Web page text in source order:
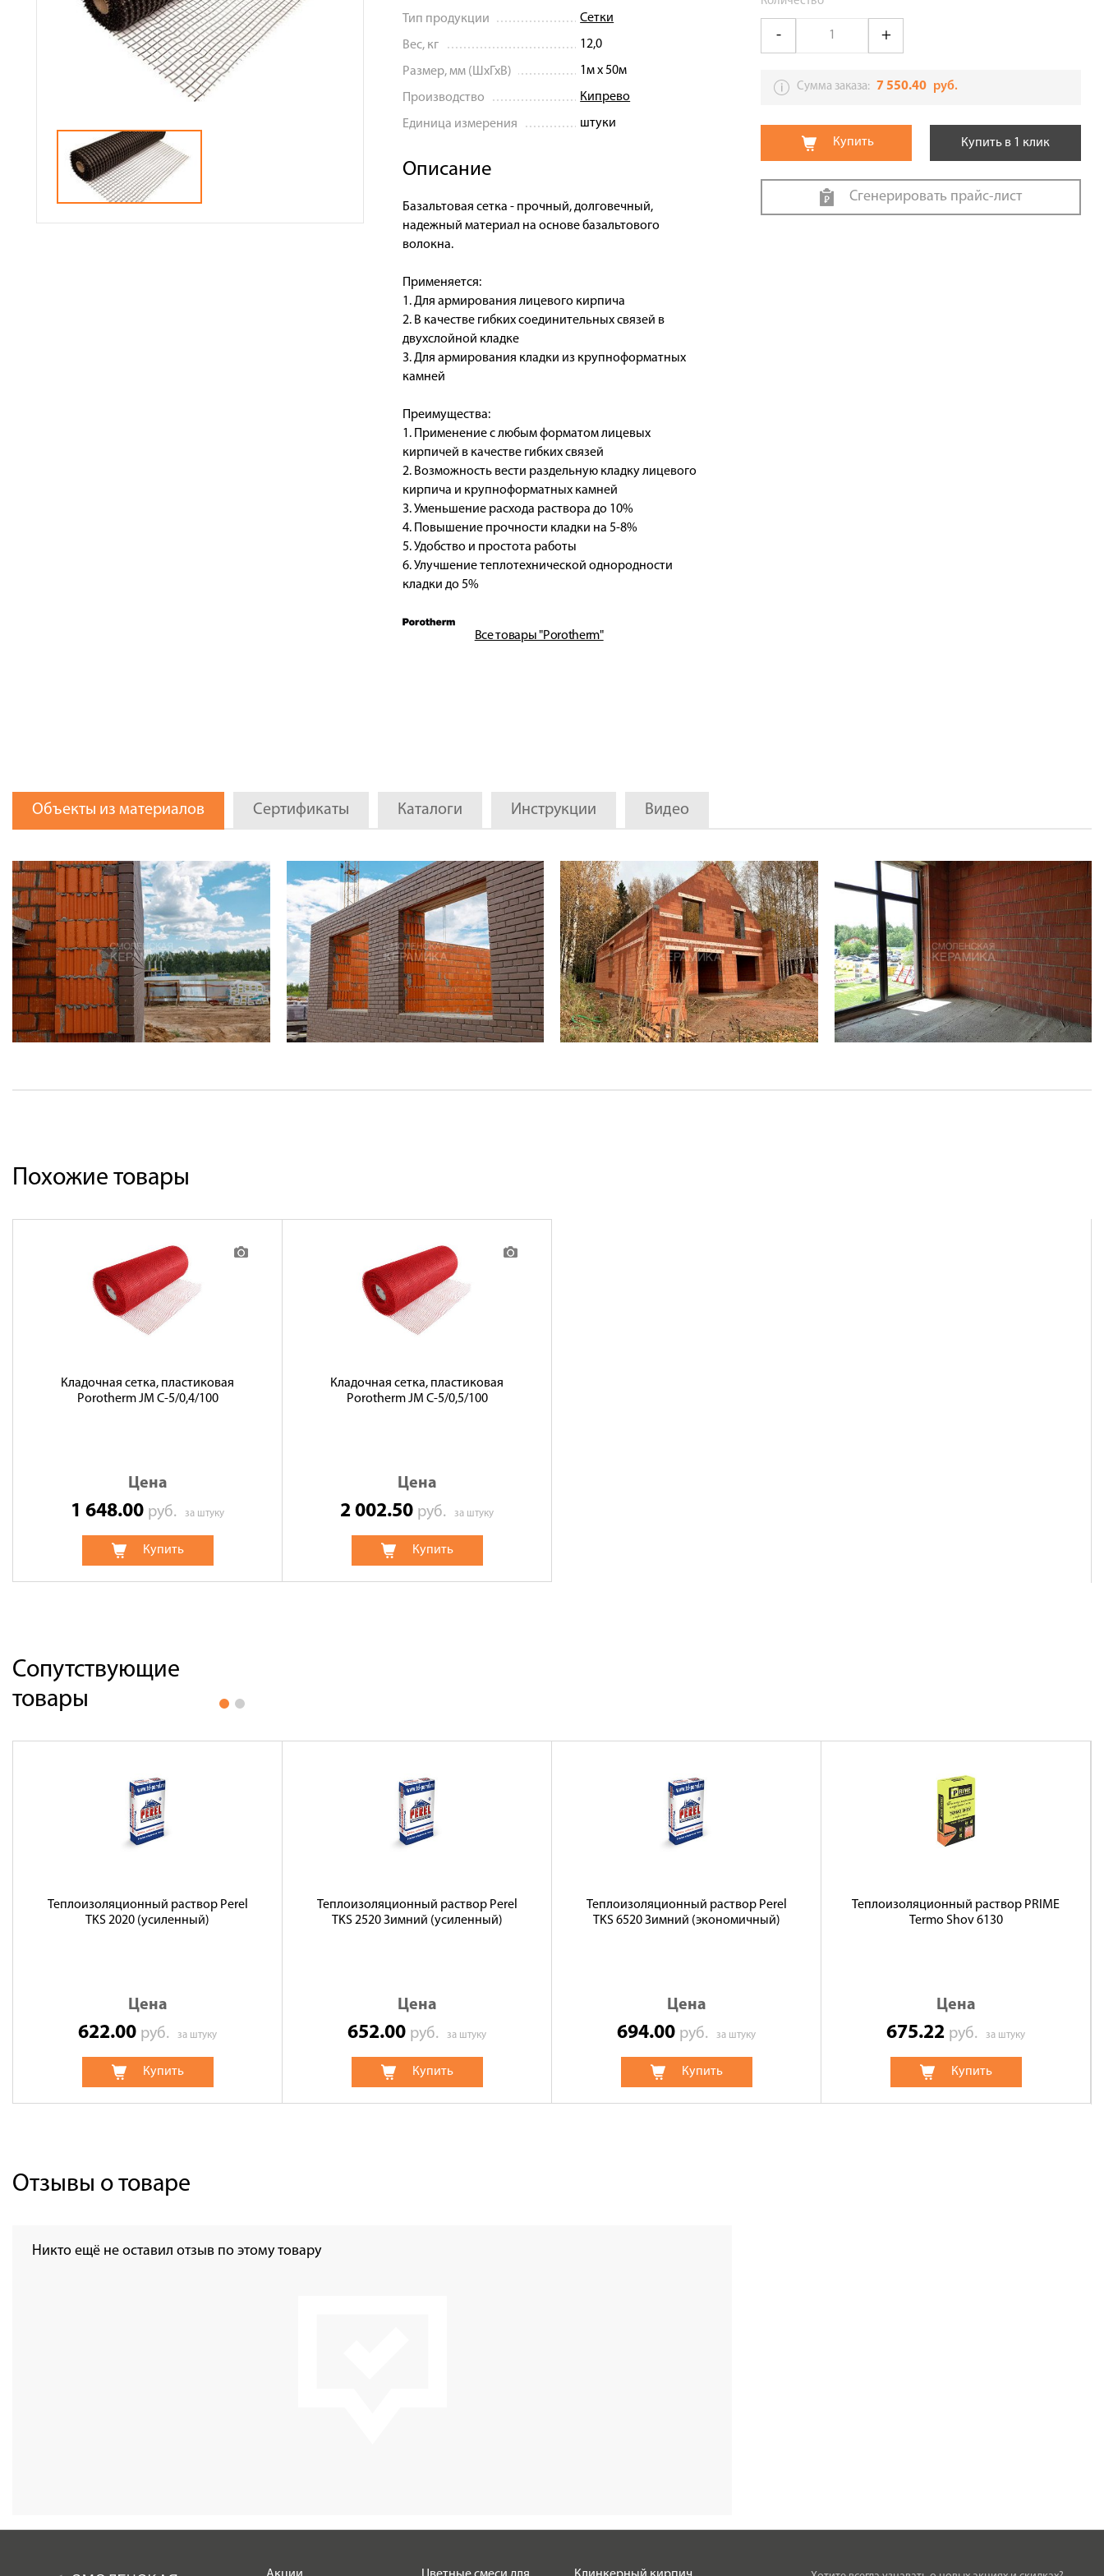
Галерея объектов
Тип продукции Сетки
Вес, кг 12,0
Размер, мм (ШхГхВ) 1м х 50м
Производство Кипрево
Единица измерения штуки
Описание
Базальтовая сетка - прочный, долговечный,
надежный материал на основе базальтового
волокна.
Применяется:
1. Для армирования лицевого кирпича
2. В качестве гибких соединительных связей в
двухслойной кладке
3. Для армирования кладки из крупноформатных
камней
Преимущества:
1. Применение с любым форматом лицевых
кирпичей в качестве гибких связей
2. Возможность вести раздельную кладку лицевого
кирпича и крупноформатных камней
3. Уменьшение расхода раствора до 10%
4. Повышение прочности кладки на 5-8%
5. Удобство и простота работы
6. Улучшение теплотехнической однородности
кладки до 5%
Все товары "Porotherm"
Сумма заказа: 7 550.40руб.
Купить Купить в 1 клик
Сгенерировать прайс-лист
Объекты из материалов Сертификаты Каталоги Инструкции Видео
Похожие товары
Кладочная сетка, пластиковая
Porotherm JM C-5/0,4/100
Цена
1 648.00 руб. за штуку
Купить
Кладочная сетка, пластиковая
Porotherm JM C-5/0,5/100
Цена
2 002.50 руб. за штуку
Купить
Сопутствующие
товары
Теплоизоляционный раствор Perel
TKS 2020 (усиленный)
Цена
622.00 руб. за штуку
Купить
Теплоизоляционный раствор Perel
TKS 2520 Зимний (усиленный)
Цена
652.00 руб. за штуку
Купить
Теплоизоляционный раствор Perel
TKS 6520 Зимний (экономичный)
Цена
694.00 руб. за штуку
Купить
Теплоизоляционный раствор PRIME
Termo Shov 6130
Цена
675.22 руб. за штуку
Купить
Отзывы о товаре
Никто ещё не оставил отзыв по этому товару